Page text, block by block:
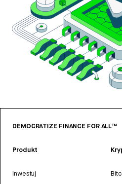
DEMOCRATIZE FINANCE FOR ALL™
Produkt
Inwestuj